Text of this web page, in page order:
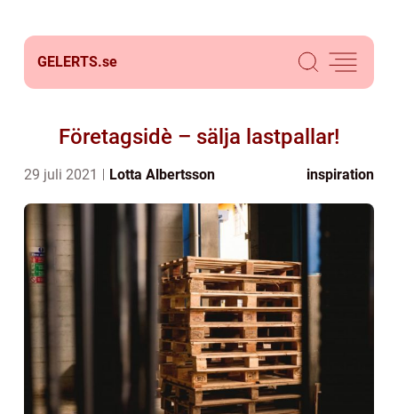
GELERTS.se
Företagsidè – sälja lastpallar!
29 juli 2021 Lotta Albertsson inspiration